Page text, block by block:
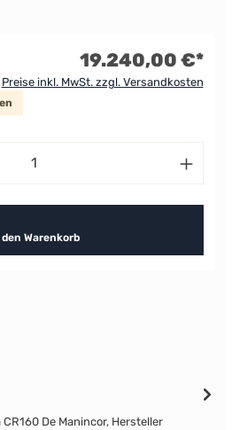
19.240,00 €*
Preise inkl. MwSt. zzgl. Versandkosten
den gewünschten Wert
den Warenkorb
De Manincor, Hersteller